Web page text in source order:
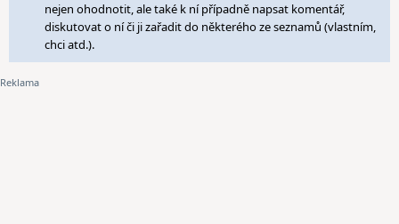
nejen ohodnotit, ale také k ní případně napsat komentář,
diskutovat o ní či ji zařadit do některého ze seznamů (vlastním,
chci atd.).